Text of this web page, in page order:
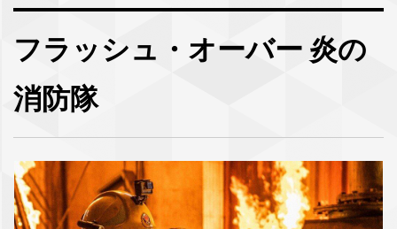
フラッシュ・オーバー 炎の
消防隊